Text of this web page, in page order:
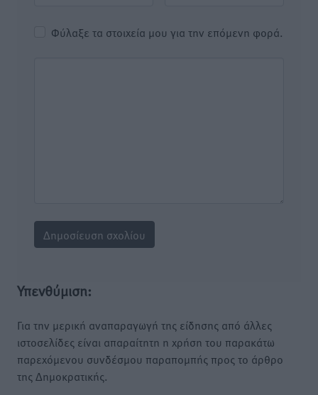
Φύλαξε τα στοιχεία μου για την επόμενη φορά.
Υπενθύμιση:
Για την μερική αναπαραγωγή της είδησης από άλλες
ιστοσελίδες είναι απαραίτητη η χρήση του παρακάτω
παρεχόμενου συνδέσμου παραπομπής προς το άρθρο
της Δημοκρατικής.